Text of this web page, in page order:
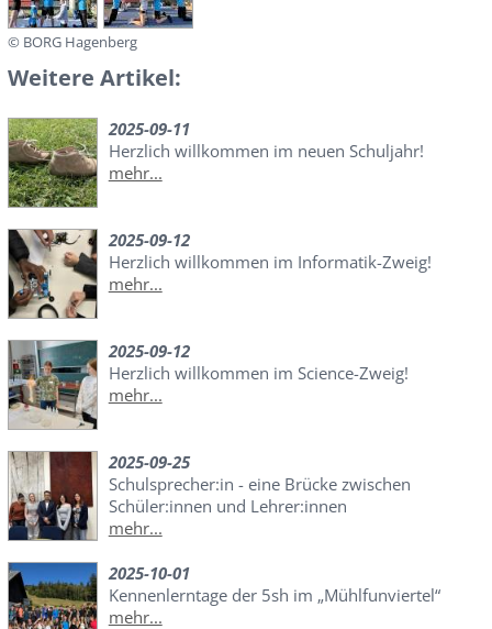
© BORG Hagenberg
Weitere Artikel:
2025-09-11
Herzlich willkommen im neuen Schuljahr!
mehr...
2025-09-12
Herzlich willkommen im Informatik-Zweig!
mehr...
2025-09-12
Herzlich willkommen im Science-Zweig!
mehr...
2025-09-25
Schulsprecher:in - eine Brücke zwischen
Schüler:innen und Lehrer:innen
mehr...
2025-10-01
Kennenlerntage der 5sh im „Mühlfunviertel“
mehr...